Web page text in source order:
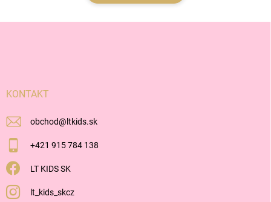
KONTAKT
obchod@ ltkids.sk
+421 915 784 138
LT KIDS SK
lt_kids_skcz